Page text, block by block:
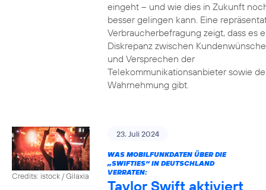
eingeht – und wie dies in Zukunft
besser gelingen kann. Eine
Verbraucherbefragung zeigt, dass es
Diskrepanz zwischen
und Versprechen der
Telekommunikationsanbieter sowie
Wahrnehmung gibt.
Credits: istock / Gilaxia
23. Juli 2024
WAS MOBILFUNKDATEN ÜBER DIE
„SWIFTIES“ IN DEUTSCHLAND
VERRATEN:
Taylor Swift aktiviert